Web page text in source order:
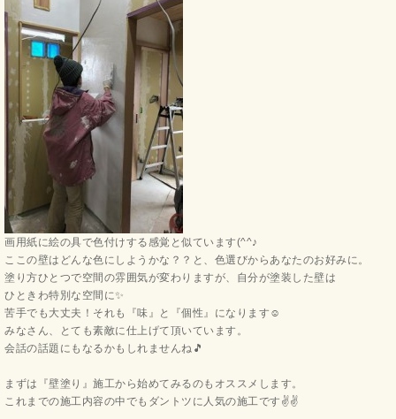
画用紙に絵の具で色付けする感覚と似ています(^^♪
ここの壁はどんな色にしようかな？？と、色選びからあなたのお好みに。
塗り方ひとつで空間の雰囲気が変わりますが、自分が塗装した壁は
ひときわ特別な空間に✨
苦手でも大丈夫！それも『味』と『個性』になります☺
みなさん、とても素敵に仕上げて頂いています。
会話の話題にもなるかもしれませんね🎵
まずは『壁塗り』施工から始めてみるのもオススメします。
これまでの施工内容の中でもダントツに人気の施工です✌✌